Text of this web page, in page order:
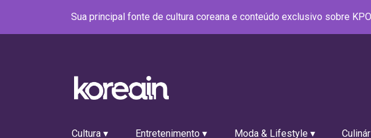
Sua principal fonte de cultura coreana e conteúdo exclusivo sobre
Cultura ▾ Entretenimento ▾ Moda & Lifestyle ▾